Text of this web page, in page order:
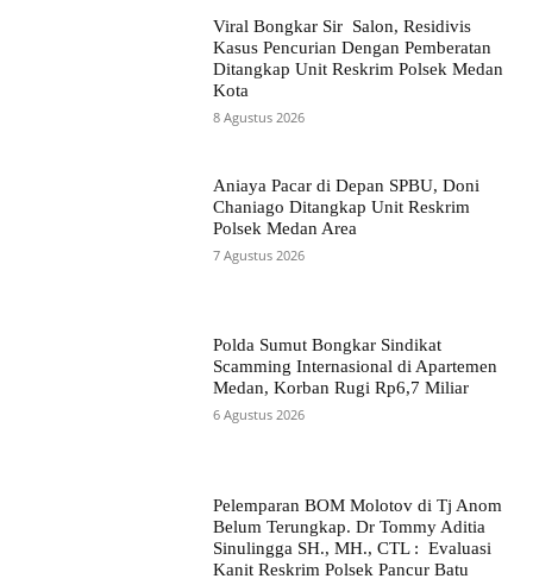
Viral Bongkar Sir Salon, Residivis
Kasus Pencurian Dengan Pemberatan
Ditangkap Unit Reskrim Polsek Medan
Kota
8 Agustus 2026
Aniaya Pacar di Depan SPBU, Doni
Chaniago Ditangkap Unit Reskrim
Polsek Medan Area
7 Agustus 2026
Polda Sumut Bongkar Sindikat
Scamming Internasional di Apartemen
Medan, Korban Rugi Rp6,7 Miliar
6 Agustus 2026
Pelemparan BOM Molotov di Tj Anom
Belum Terungkap. Dr Tommy Aditia
Sinulingga SH., MH., CTL : Evaluasi
Kanit Reskrim Polsek Pancur Batu